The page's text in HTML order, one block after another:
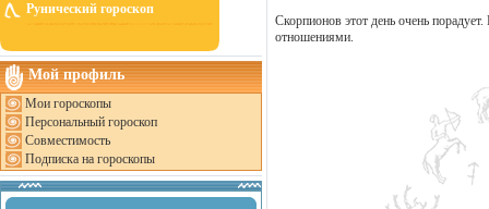
Рунический гороскоп
Мой профиль
Мои гороскопы
Персональный гороскоп
Совместимость
Подписка на гороскопы
Скорпионов этот день очень
отношениями.